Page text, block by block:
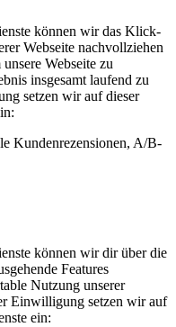
können wir das Klick-
Webseite nachvollziehen
Webseite zu
insgesamt laufend zu
setzen wir auf dieser
Kundenrezensionen, A/B-
können wir dir über die
Features
Nutzung unserer
Einwilligung setzen wir auf
ein: